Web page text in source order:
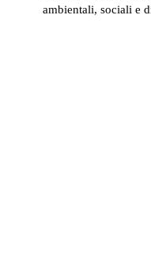
ambientali, sociali e